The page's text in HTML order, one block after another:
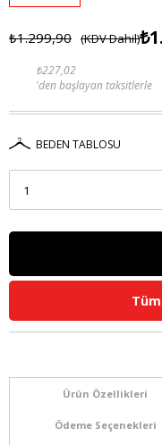
₺1.299,90 (KDV Dahil)
₺227,02
'den başlayan taksitlerle
BEDEN TABLOSU
Ürün Özellikleri
Ödeme Seçenekleri